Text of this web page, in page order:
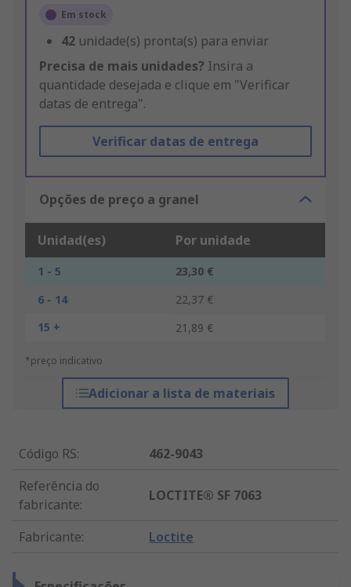
Em stock
42 unidade(s) pronta(s) para enviar
Precisa de mais unidades? Insira a
quantidade desejada e clique em "Verificar
datas de entrega".
Verificar datas de entrega
Opções de preço a granel
Unidad(es) Por unidade
1 - 5
23,30 €
6 - 14
22,37 €
15 +
21,89 €
*preço indicativo
Adicionar a lista de materiais
Código RS:
462-9043
Referência do
fabricante:
LOCTITE® SF 7063
Fabricante: Loctite